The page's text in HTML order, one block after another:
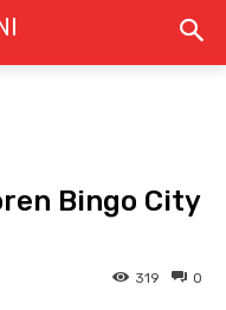
Bingo City
0
319